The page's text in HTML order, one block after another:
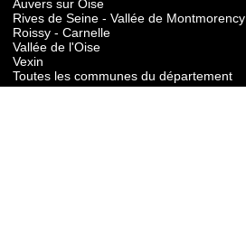
Auvers sur Oise
Rives de Seine - Vallée de Montmorency
Roissy - Carnelle
Vallée de l'Oise
Vexin
Toutes les communes du département